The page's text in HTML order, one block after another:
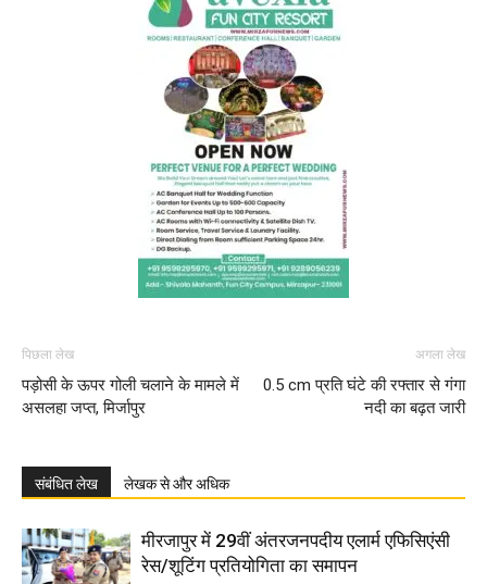
पिछला लेख
पड़ोसी के ऊपर गोली चलाने के मामले में
असलहा जप्त, मिर्जापुर
अगला लेख
0.5 cm प्रति घंटे की रफ्तार से गंगा
नदी का बढ़त जारी
संबंधित लेख लेखक से और अधिक
मीरजापुर में 29वीं अंतरजनपदीय एलार्म एफिसिएंसी
रेस/शूटिंग प्रतियोगिता का समापन